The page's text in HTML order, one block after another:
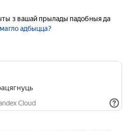
з вашай прылады падобныя да
адбыцца?
Cloud